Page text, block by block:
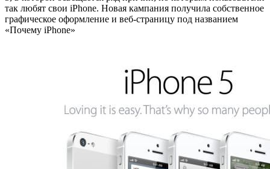
так любят свои iPhone. Новая кампания получила собственное
графическое оформление и веб-страницу под названием
«Почему iPhone»